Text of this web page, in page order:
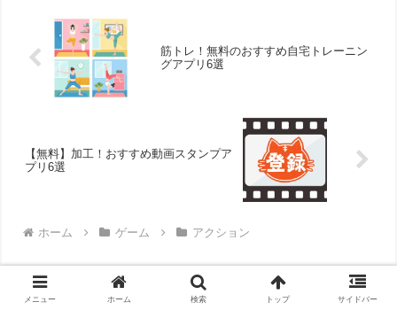
筋トレ！無料のおすすめ自宅トレーニン
グアプリ6選
【無料】加工！おすすめ動画スタンプア
プリ6選
ホーム ゲーム アクション
メニュー ホーム 検索 トップ サイドバー